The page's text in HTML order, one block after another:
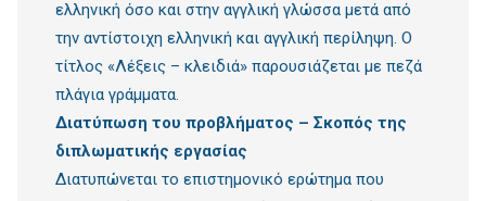
ελληνική όσο και στην αγγλική γλώσσα μετά από
την αντίστοιχη ελληνική και αγγλική περίληψη. Ο
τίτλος «Λέξεις – κλειδιά» παρουσιάζεται με πεζά
πλάγια γράμματα.
Διατύπωση του προβλήματος – Σκοπός της
διπλωματικής εργασίας
Διατυπώνεται το επιστημονικό ερώτημα που